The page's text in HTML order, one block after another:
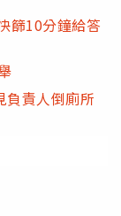
篩10分鐘給答
責人倒廁所